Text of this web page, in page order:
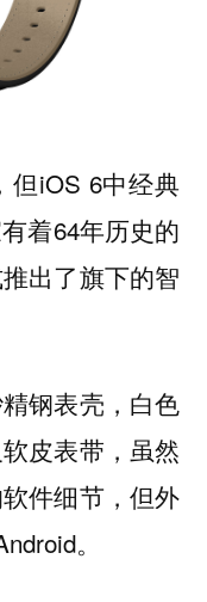
但iOS 6中经典
着64年历史的
出了旗下的智
钢表壳，白色
皮表带，虽然
件细节，但外
。